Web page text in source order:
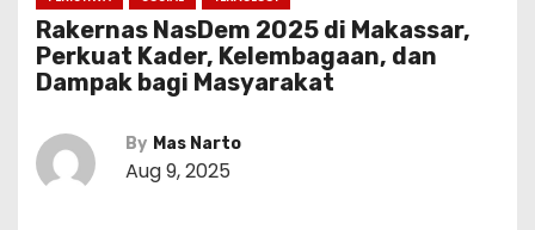
Rakernas NasDem 2025 di Makassar,
Perkuat Kader, Kelembagaan, dan
Dampak bagi Masyarakat
By Mas Narto
Aug 9, 2025